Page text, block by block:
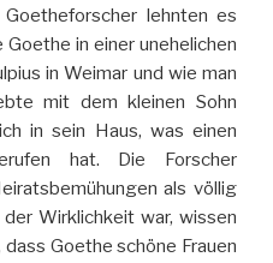
lehnten es
in einer unehelichen
in Weimar und wie man
mit dem kleinen Sohn
in sein Haus, was einen
hat. Die Forscher
als völlig
Wirklichkeit war, wissen
Goethe schöne Frauen